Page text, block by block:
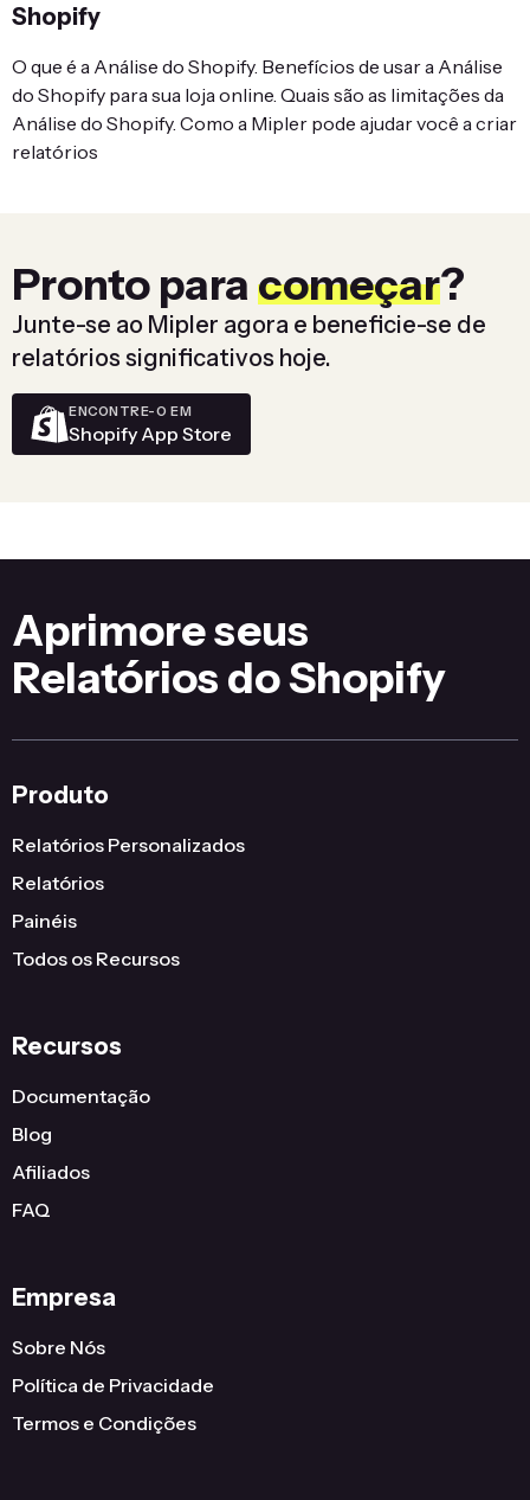
Shopify
O que é a Análise do Shopify. Benefícios de usar a Análise
do Shopify para sua loja online. Quais são as limitações da
Análise do Shopify. Como a Mipler pode ajudar você a criar
relatórios
Pronto para começar?
Junte-se ao Mipler agora e beneficie-se de
relatórios significativos hoje.
ENCONTRE-O EM
Shopify App Store
Aprimore seus
Relatórios do Shopify
Produto
Relatórios Personalizados
Relatórios
Painéis
Todos os Recursos
Recursos
Documentação
Blog
Afiliados
FAQ
Empresa
Sobre Nós
Política de Privacidade
Termos e Condições